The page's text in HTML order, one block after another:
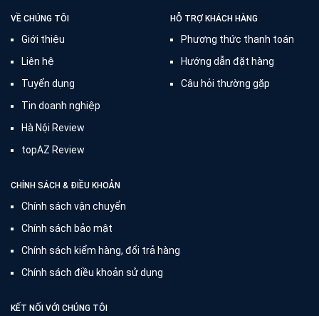
VỀ CHÚNG TÔI
Giới thiệu
Liên hệ
Tuyển dụng
Tin doanh nghiệp
Hà Nội Review
topAZ Review
HỖ TRỢ KHÁCH HÀNG
Phương thức thanh toán
Hướng dẫn đặt hàng
Câu hỏi thường gặp
CHÍNH SÁCH & ĐIỀU KHOẢN
Chính sách vận chuyển
Chính sách bảo mật
Chính sách kiểm hàng, đổi trả hàng
Chính sách điều khoản sử dụng
KẾT NỐI VỚI CHÚNG TÔI